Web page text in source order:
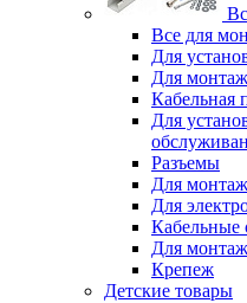
Все для
Для
Для
Кабельная
Для
Разъемы
Для
Для
Кабельные
Для
Крепеж
Детские товары